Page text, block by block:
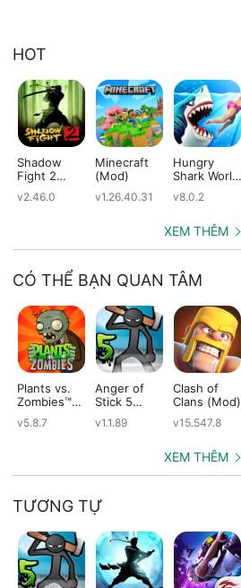
HOT
Shadow
Fight 2
v2.46.0
Minecraft
(Mod)
v1.26.40.31
Hungry
Shark World
v8.0.2
XEM THÊM
CÓ THỂ BẠN QUAN TÂM
Plants vs.
Zombies™
v5.8.7
Anger of
Stick 5
v1.1.89
Clash of
Clans (Mod)
v15.547.8
XEM THÊM
TƯƠNG TỰ